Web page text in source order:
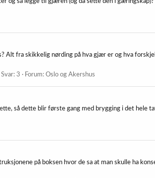
og så legge til gjæren (og da sette den i
Alt fra skikkelig nørding på hva gjær er og hva
Svar: 3 Forum: Oslo og Akershus
så dette blir første gang med brygging i det hele
på boksen hvor de sa at man skulle ha